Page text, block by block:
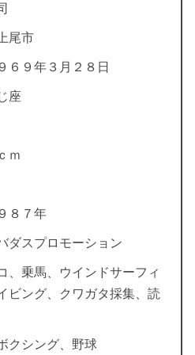
尾市
６９年３月２８日
座
ｍ
８７年
ダスプロモーション
、乗馬、ウインドサーフィ
ビング、クワガタ採集、読
クシング、野球